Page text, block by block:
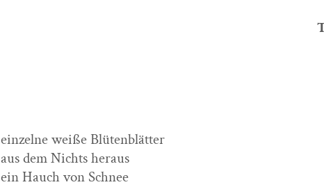
einzelne weiße Blütenblätter
aus dem Nichts heraus
ein Hauch von Schnee